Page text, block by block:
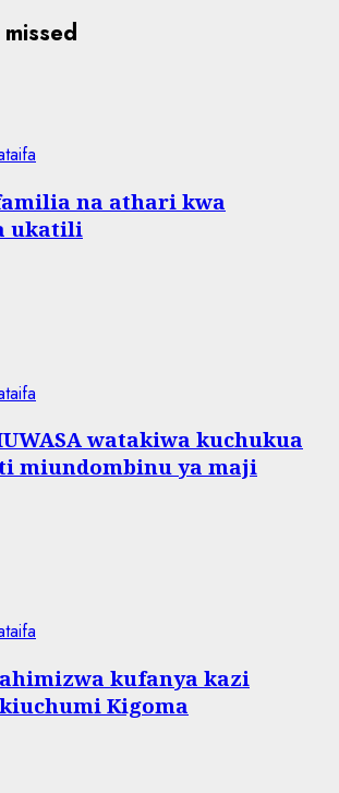
na athari kwa
ukatili
watakiwa kuchukua
miundombinu ya maji
kufanya kazi
Kigoma